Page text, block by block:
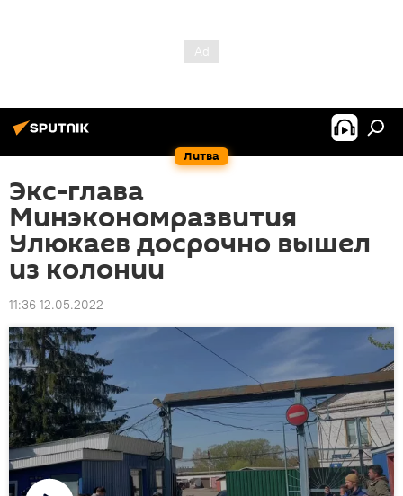
Литва
Экс-глава
Минэкономразвития
Улюкаев досрочно вышел
из колонии
11:36 12.05.2022